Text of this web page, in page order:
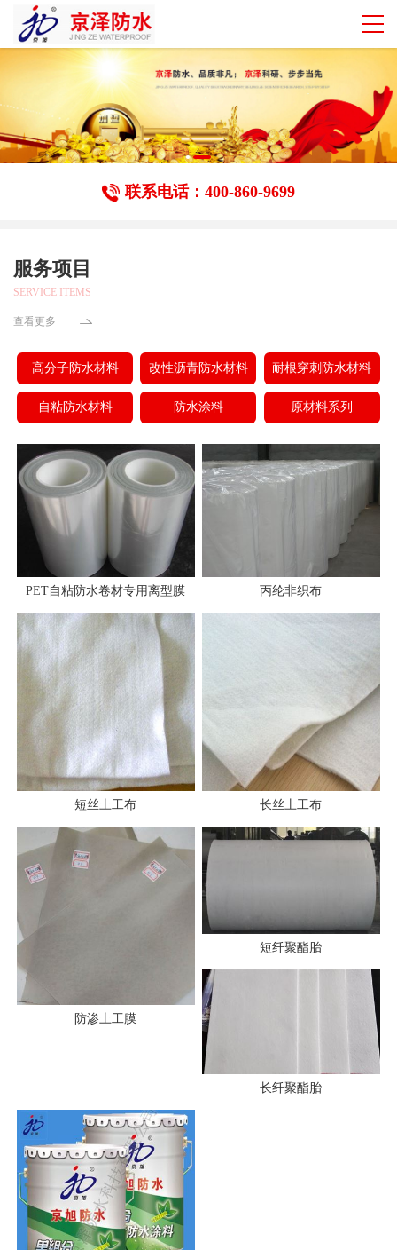
联系电话：400-860-9699
服务项目
SERVICE ITEMS
查看更多
高分子防水材料 改性沥青防水材料 耐根穿刺防水材料
自粘防水材料 防水涂料 原材料系列
PET自粘防水卷材专用离型膜 丙纶非织布
短丝土工布 长丝土工布
防渗土工膜
短纤聚酯胎
长纤聚酯胎